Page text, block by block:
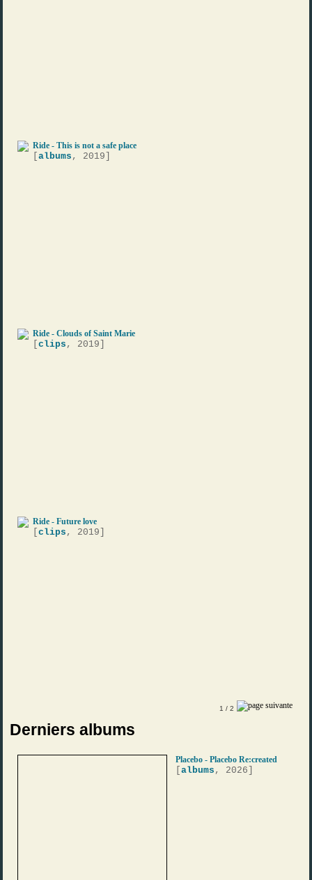
Ride - This is not a safe place
[albums , 2019]
Ride - Clouds of Saint Marie
[clips , 2019]
Ride - Future love
[clips , 2019]
1 / 2
Derniers albums
Placebo - Placebo Re:created
[albums , 2026]